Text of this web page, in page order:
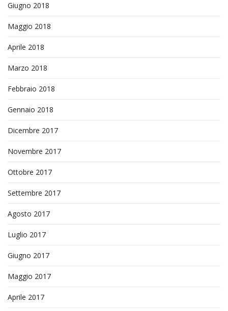
Giugno 2018
Maggio 2018
Aprile 2018
Marzo 2018
Febbraio 2018
Gennaio 2018
Dicembre 2017
Novembre 2017
Ottobre 2017
Settembre 2017
Agosto 2017
Luglio 2017
Giugno 2017
Maggio 2017
Aprile 2017